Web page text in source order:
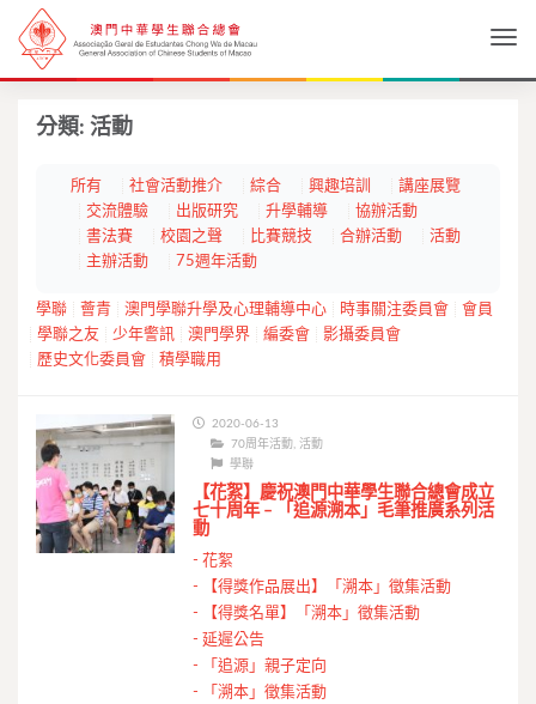
分類: 活動
所有 社會活動推介 綜合 興趣培訓
講座展覽
交流體驗
出版研究 升學輔導
協辦活動
書法賽
校園之聲 比賽競技 合辦活動
活動
主辦活動
75週年活動
學聯 薈青 澳門學聯升學及心理輔導中心 時事關注委員會
會員
學聯之友
少年警訊 澳門學界 編委會
影攝委員會
歷史文化委員會
積學職用
2020-06-13
70周年活動 ,活動
學聯
【花絮】慶祝澳門中華學生聯合總會成立
七十周年 – 「追源溯本」毛筆推廣系列活
動
- 花絮
-
【得獎作品展出】「溯本」徵集活動
-
【得獎名單】「溯本」徵集活動
- 延遲公告
-
「追源」親子定向
-
「溯本」徵集活動